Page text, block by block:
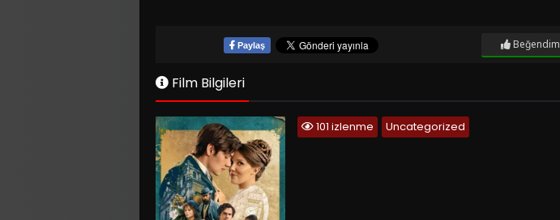
Paylaş Beğendim
Film Bilgileri
101 izlenme Uncategorized